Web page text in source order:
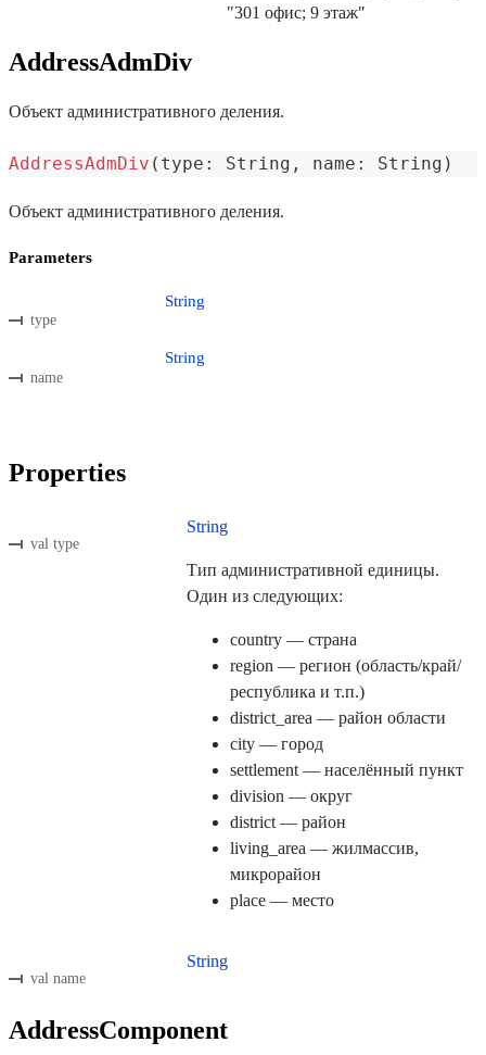
"301 офис; 9 этаж"
AddressAdmDiv
Объект административного деления.
AddressAdmDiv ( type : String , name : String )
Объект административного деления.
Parameters
type
String
name
String
Properties
val type
String
Тип административной единицы.
Один из следующих:
country — страна
region — регион (область/край/
республика и т.п.)
district_area — район области
city — город
settlement — населённый пункт
division — округ
district — район
living_area — жилмассив,
микрорайон
place — место
val name
String
AddressComponent